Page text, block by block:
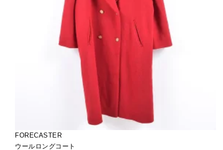
FORECASTER
ウールロングコート